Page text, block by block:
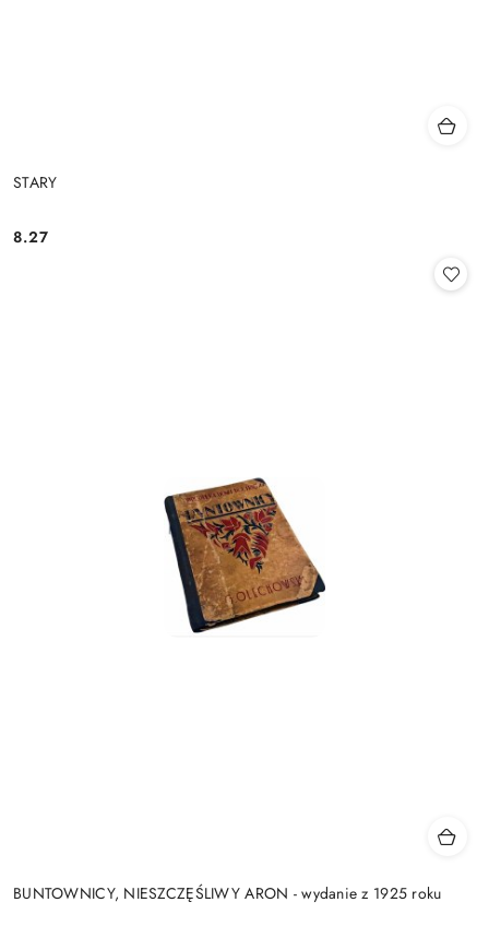
STARY
Cena:
8.27
BUNTOWNICY, NIESZCZĘŚLIWY ARON - wydanie z 1925 roku